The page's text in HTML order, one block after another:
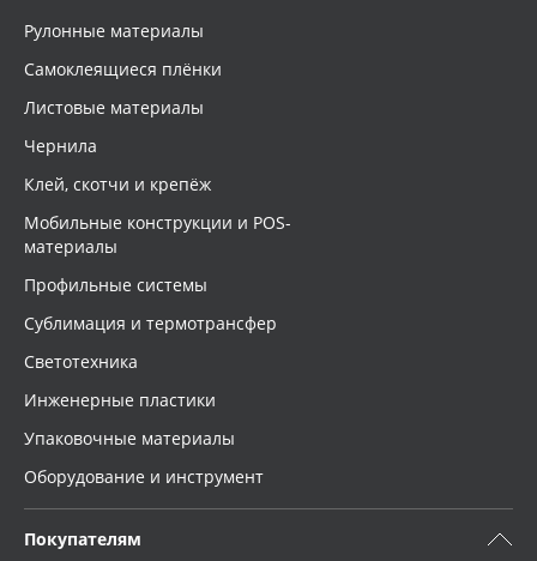
Рулонные материалы
Самоклеящиеся плёнки
Листовые материалы
Чернила
Клей, скотчи и крепёж
Мобильные конструкции и POS-
материалы
Профильные системы
Сублимация и термотрансфер
Светотехника
Инженерные пластики
Упаковочные материалы
Оборудование и инструмент
Покупателям